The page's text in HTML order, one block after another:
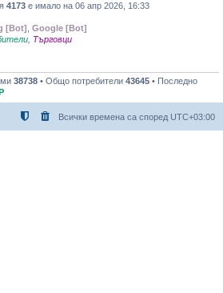
4173 е имало на 06 апр 2026, 16:33
[Bot] Google [Bot]
Търговци
38738 • Общо потребители 43645 • Последно
Всички времена са според UTC+03:00